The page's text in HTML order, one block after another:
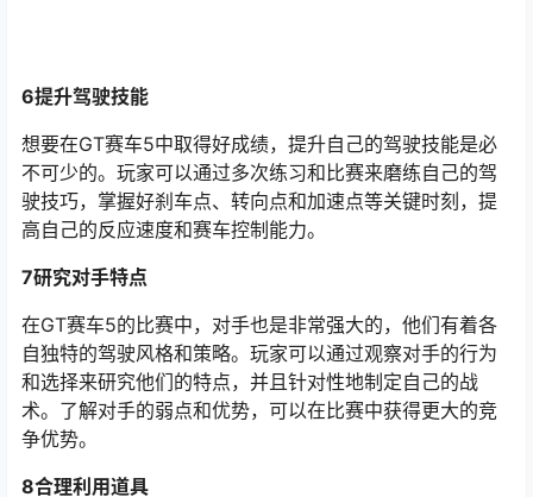
6提升驾驶技能
想要在GT赛车5中取得好成绩，提升自己的驾驶技能是必
不可少的。玩家可以通过多次练习和比赛来磨练自己的驾
驶技巧，掌握好刹车点、转向点和加速点等关键时刻，提
高自己的反应速度和赛车控制能力。
7研究对手特点
在GT赛车5的比赛中，对手也是非常强大的，他们有着各
自独特的驾驶风格和策略。玩家可以通过观察对手的行为
和选择来研究他们的特点，并且针对性地制定自己的战
术。了解对手的弱点和优势，可以在比赛中获得更大的竞
争优势。
8合理利用道具